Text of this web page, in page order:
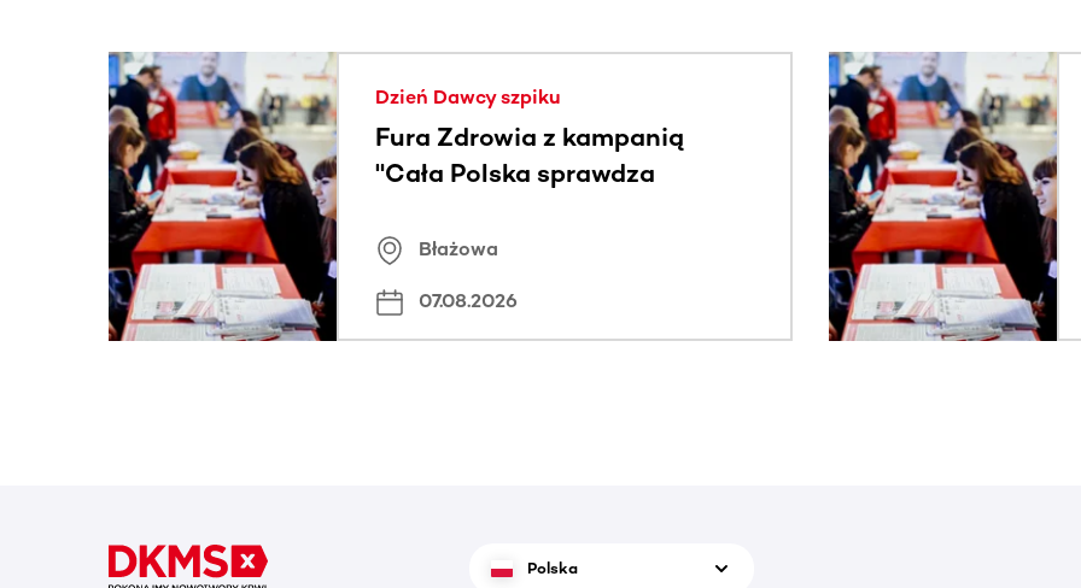
Ta sekcja zawiera treści przewijane w poziomie. Użyj klawisza Tab lub przesuń palcem, aby zobaczyć
Dzień Dawcy szpiku
Fura Zdrowia z kampanią
"Cała Polska sprawdza
Błażowa
07.08.2026
Polska